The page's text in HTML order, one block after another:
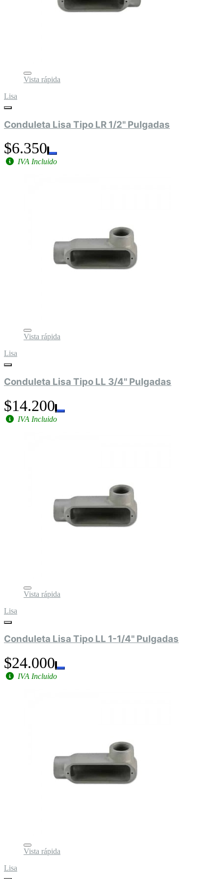
Vista rápida
Lisa
Conduleta Lisa Tipo LR 1/2" Pulgadas
$6.350
IVA Incluido
Vista rápida
Lisa
Conduleta Lisa Tipo LL 3/4" Pulgadas
$14.200
IVA Incluido
Vista rápida
Lisa
Conduleta Lisa Tipo LL 1-1/4" Pulgadas
$24.000
IVA Incluido
Vista rápida
Lisa